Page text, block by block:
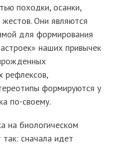
походки, осанки,
Они являются
для формирования
наших привычек
рефлексов,
формируются у
по-своему.
на биологическом
сначала идет